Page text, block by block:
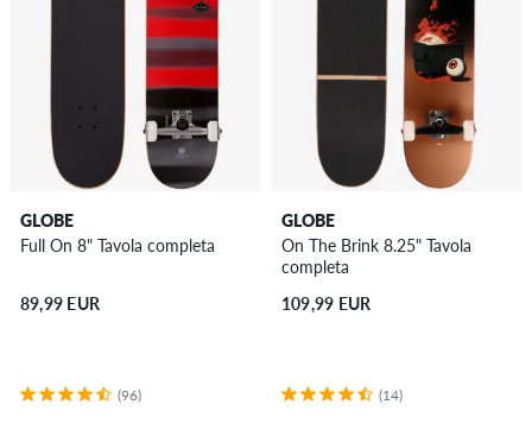
GLOBE
Full On 8" Tavola completa
89,99 EUR
(96)
GLOBE
On The Brink 8.25" Tavola
completa
109,99 EUR
(14)